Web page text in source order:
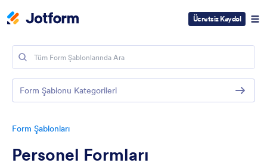
Ücretsiz Kaydol
Form Şablonları
Personel Formları
Form Şablonu Kategorileri